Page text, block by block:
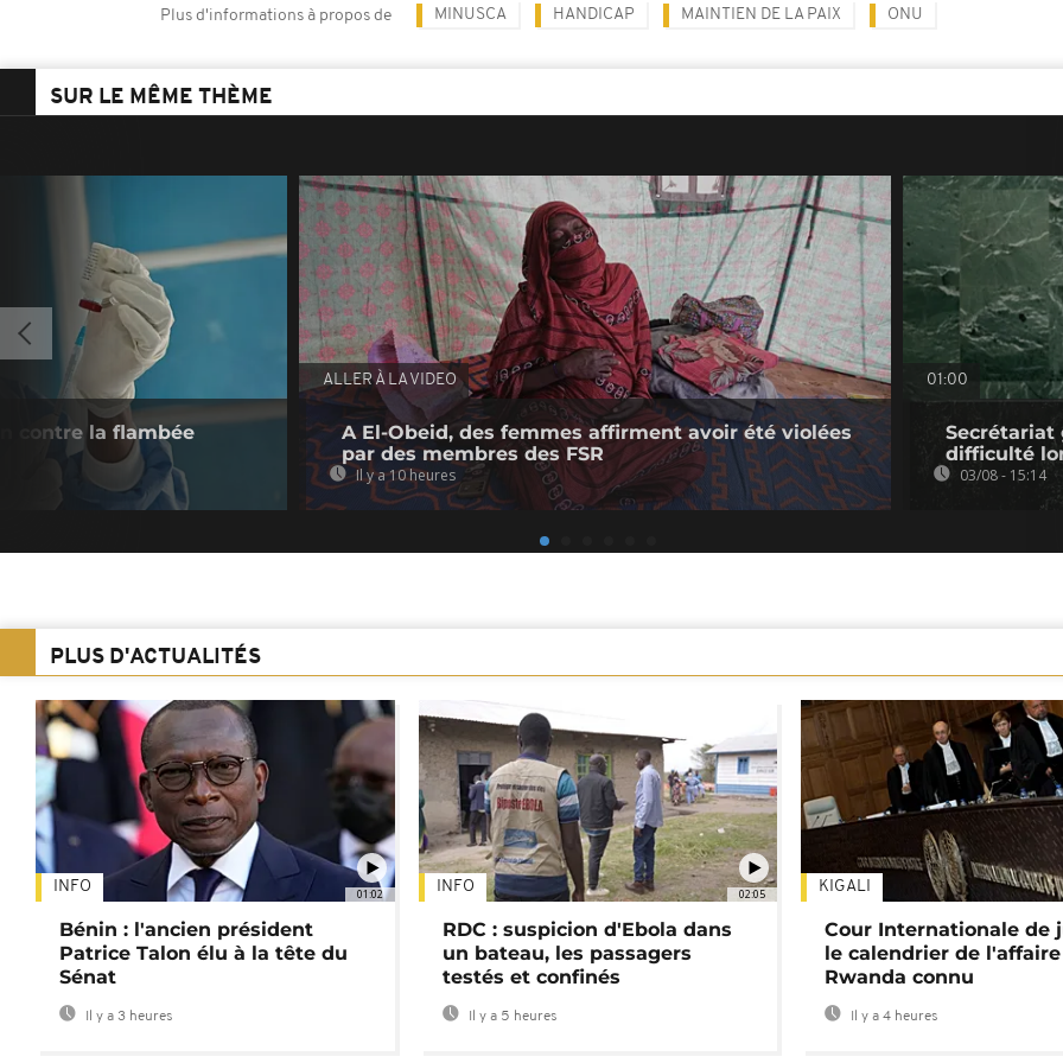
Plus d'informations à propos de MINUSCA HANDICAP MAINTIEN DE LA PAIX ONU
SUR LE MÊME THÈME
contre la flambée
ALLER À LA VIDEO
A El-Obeid, des femmes affirment avoir été violées
par des membres des FSR
Il y a 10 heures
01:00
Secrétariat
difficulté
03/08 - 15:14
PLUS D'ACTUALITÉS
01:02
INFO
Bénin : l'ancien président
Patrice Talon élu à la tête du
Sénat
Il y a 3 heures
02:05
INFO
RDC : suspicion d'Ebola dans
un bateau, les passagers
testés et confinés
Il y a 5 heures
KIGALI
Cour Internationale de
le calendrier de l'affaire
Rwanda connu
Il y a 4 heures